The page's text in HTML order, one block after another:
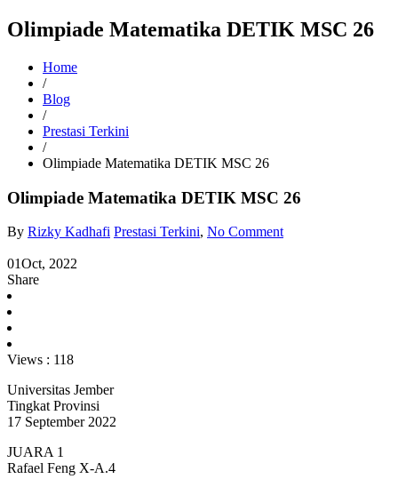
Olimpiade Matematika DETIK MSC 26
Home
/
Blog
/
Prestasi Terkini
/
Olimpiade Matematika DETIK MSC 26
Olimpiade Matematika DETIK MSC 26
By Rizky Kadhafi Prestasi Terkini, No Comment
01Oct, 2022
Share
Views : 118
Universitas Jember
Tingkat Provinsi
17 September 2022
JUARA 1
Rafael Feng X-A.4